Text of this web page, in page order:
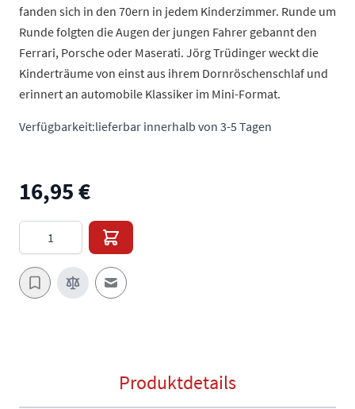
fanden sich in den 70ern in jedem Kinderzimmer. Runde um
Runde folgten die Augen der jungen Fahrer gebannt den
Ferrari, Porsche oder Maserati. Jörg Trüdinger weckt die
Kinderträume von einst aus ihrem Dornröschenschlaf und
erinnert an automobile Klassiker im Mini-Format.
Verfügbarkeit:lieferbar innerhalb von 3-5 Tagen
16,95 €
E-Mail an einen Freund
Produktdetails